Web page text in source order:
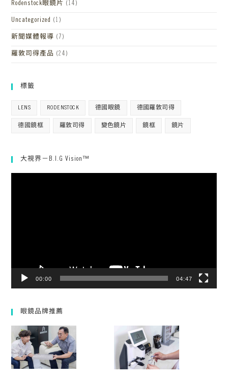
Rodenstock眼鏡片 (14)
Uncategorized (1)
新聞媒體報導 (7)
羅敦司得產品 (24)
標籤
LENS RODENSTOCK 德國眼鏡 德國羅敦司得
德國鏡框 羅敦司得 變色鏡片 鏡框 鏡片
大視界－B.I.G Vision™
00:00 04:47
眼鏡品牌推薦